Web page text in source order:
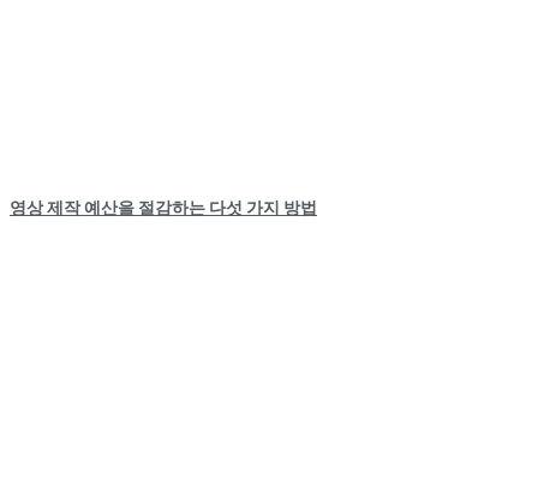
영상 제작 예산을 절감하는 다섯 가지 방법